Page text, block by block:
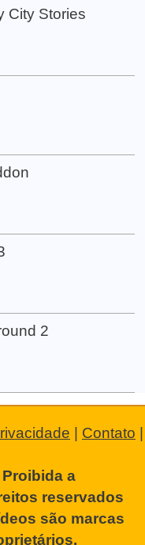
City Stories
2
| Contato |
a
reservados
são marcas